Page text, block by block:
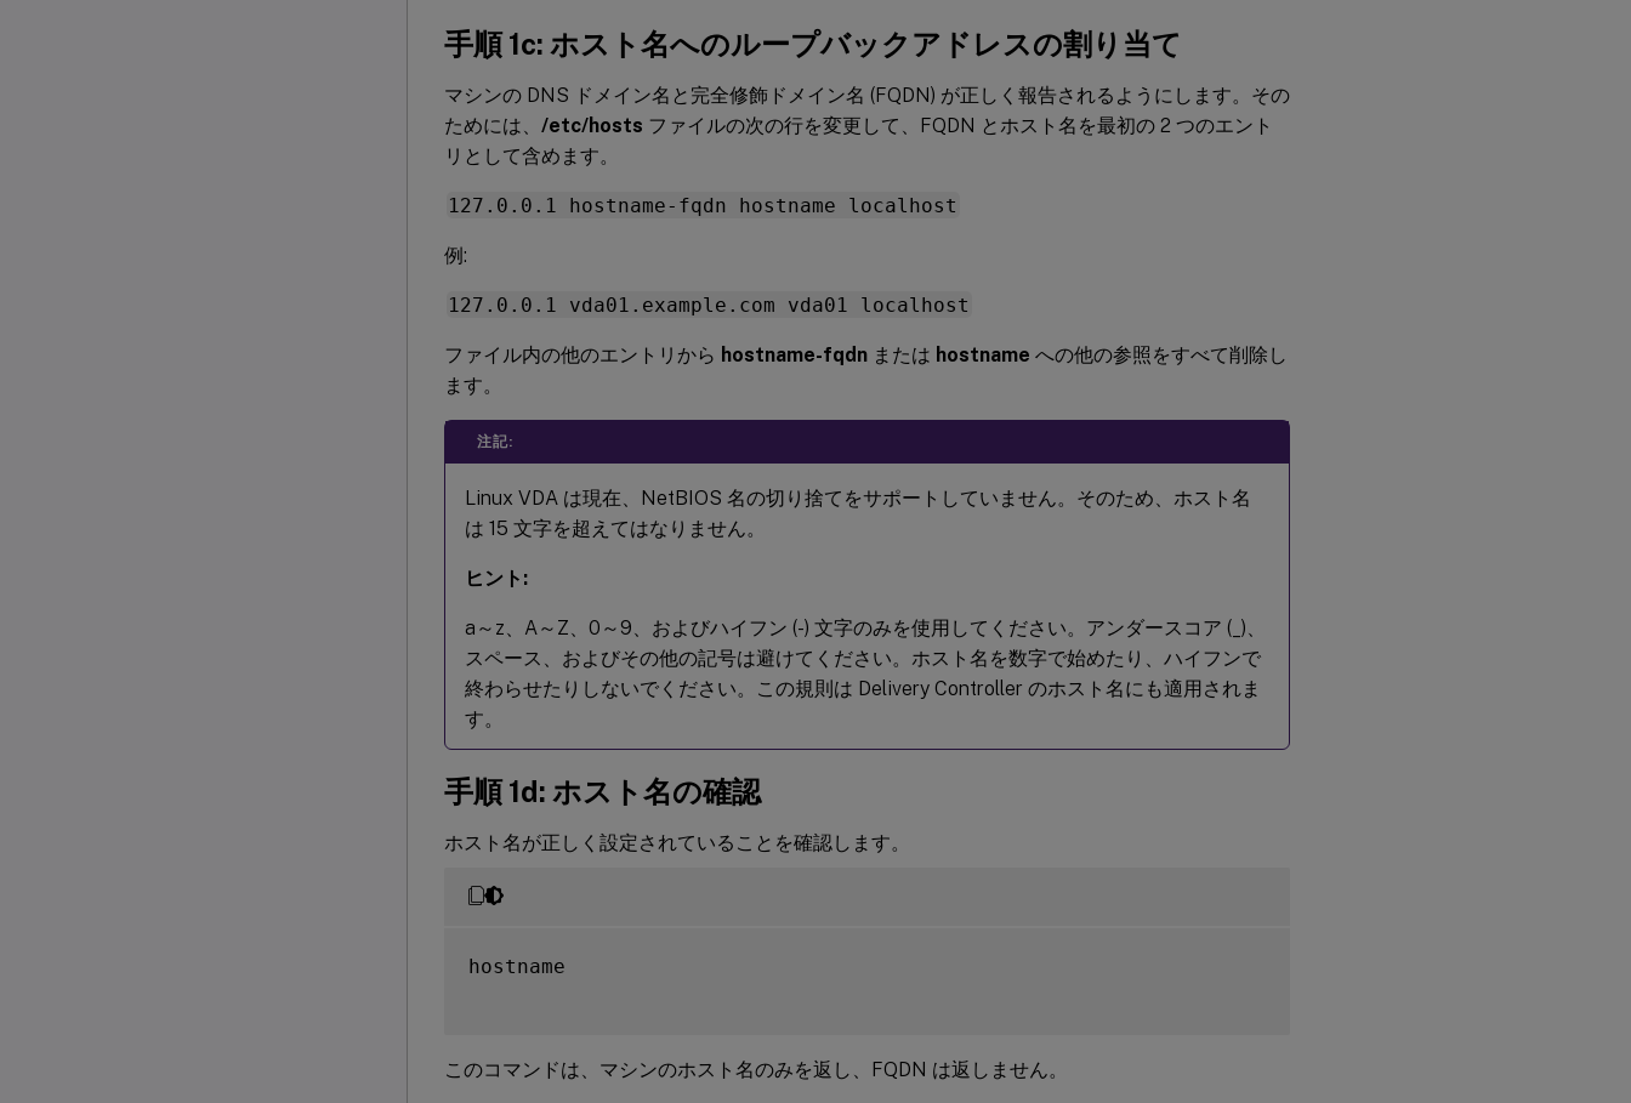
手順 1c: ホスト名へのループバックアドレスの割り当て
マシンの DNS ドメイン名と完全修飾ドメイン名 (FQDN) が正しく報告されるようにします。その
ためには、 /etc/hosts ファイルの次の行を変更して、FQDN とホスト名を最初の 2 つのエント
リとして含めます。
127.0.0.1 hostname-fqdn hostname localhost
例:
127.0.0.1 vda01.example.com vda01 localhost
ファイル内の他のエントリから hostname-fqdn または hostname への他の参照をすべて削除し
ます。
注記:
Linux VDA は現在、NetBIOS 名の切り捨てをサポートしていません。そのため、ホスト名
は 15 文字を超えてはなりません。
ヒント:
a～z、A～Z、0～9、およびハイフン (-) 文字のみを使用してください。アンダースコア (_)、
スペース、およびその他の記号は避けてください。ホスト名を数字で始めたり、ハイフンで
終わらせたりしないでください。この規則は Delivery Controller のホスト名にも適用されま
す。
手順 1d: ホスト名の確認
ホスト名が正しく設定されていることを確認します。
hostname
このコマンドは、マシンのホスト名のみを返し、FQDN は返しません。